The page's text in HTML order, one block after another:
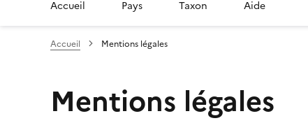
Accueil Pays Taxon Aide
Accueil Mentions légales
Mentions légales